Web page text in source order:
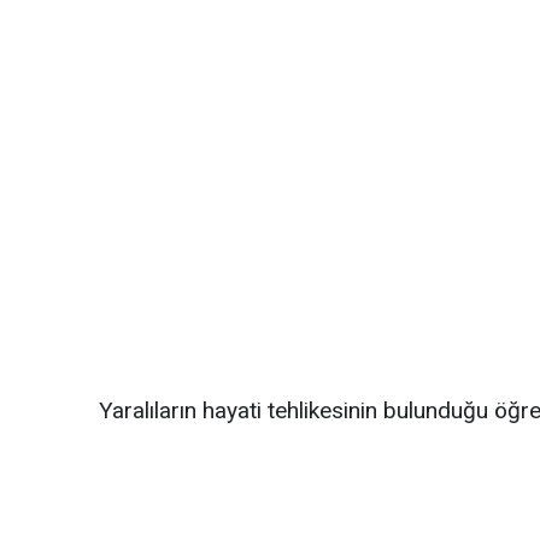
Yaralıların hayati tehlikesinin bulunduğu